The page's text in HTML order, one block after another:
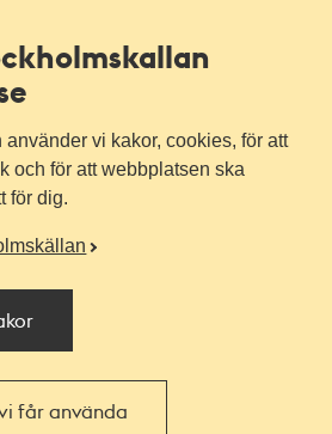
vi kakor, cookies, för att
och för att webbplatsen ska
för dig.
får använda